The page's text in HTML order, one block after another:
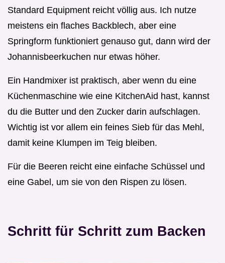
Standard Equipment reicht völlig aus. Ich nutze
meistens ein flaches Backblech, aber eine
Springform funktioniert genauso gut, dann wird der
Johannisbeerkuchen nur etwas höher.
Ein Handmixer ist praktisch, aber wenn du eine
Küchenmaschine wie eine KitchenAid hast, kannst
du die Butter und den Zucker darin aufschlagen.
Wichtig ist vor allem ein feines Sieb für das Mehl,
damit keine Klumpen im Teig bleiben.
Für die Beeren reicht eine einfache Schüssel und
eine Gabel, um sie von den Rispen zu lösen.
Schritt für Schritt zum Backen